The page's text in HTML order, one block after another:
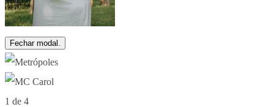
Fechar modal.
1 de 4